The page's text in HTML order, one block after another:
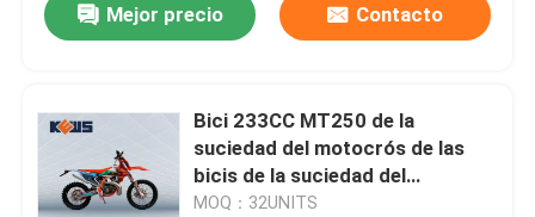
Control de calidad
Éntrenos en contacto con
Blog
Mejor precio Contacto
Bici 233CC MT250 de la
suciedad del motocrós de las
bicis de la suciedad del
movimiento de K16 KTM dos
MOQ：32UNITS